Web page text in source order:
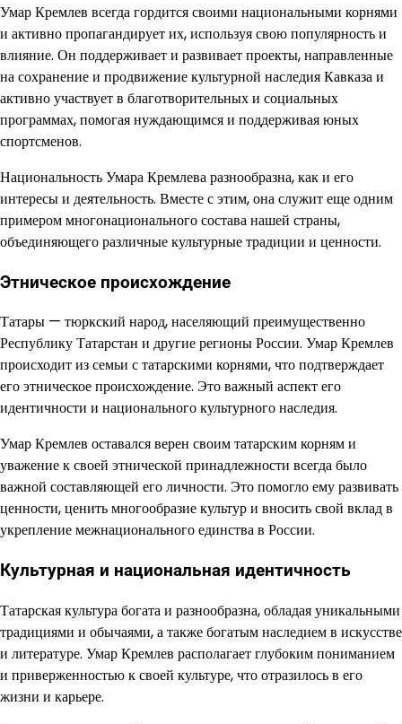
Умар Кремлев всегда гордится своими национальными корнями
и активно пропагандирует их, используя свою популярность и
влияние. Он поддерживает и развивает проекты, направленные
на сохранение и продвижение культурной наследия Кавказа и
активно участвует в благотворительных и социальных
программах, помогая нуждающимся и поддерживая юных
спортсменов.
Национальность Умара Кремлева разнообразна, как и его
интересы и деятельность. Вместе с этим, она служит еще одним
примером многонационального состава нашей страны,
объединяющего различные культурные традиции и ценности.
Этническое происхождение
Татары — тюркский народ, населяющий преимущественно
Республику Татарстан и другие регионы России. Умар Кремлев
происходит из семьи с татарскими корнями, что подтверждает
его этническое происхождение. Это важный аспект его
идентичности и национального культурного наследия.
Умар Кремлев оставался верен своим татарским корням и
уважение к своей этнической принадлежности всегда было
важной составляющей его личности. Это помогло ему развивать
ценности, ценить многообразие культур и вносить свой вклад в
укрепление межнационального единства в России.
Культурная и национальная идентичность
Татарская культура богата и разнообразна, обладая уникальными
традициями и обычаями, а также богатым наследием в искусстве
и литературе. Умар Кремлев располагает глубоким пониманием
и приверженностью к своей культуре, что отразилось в его
жизни и карьере.